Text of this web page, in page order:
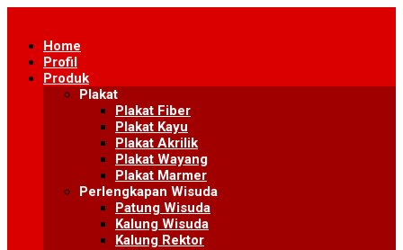
contentHome
Profil
Produk
Plakat
Plakat Fiber
Plakat Kayu
Plakat Akrilik
Plakat Wayang
Plakat Marmer
Perlengkapan Wisuda
Patung Wisuda
Kalung Wisuda
Kalung Rektor